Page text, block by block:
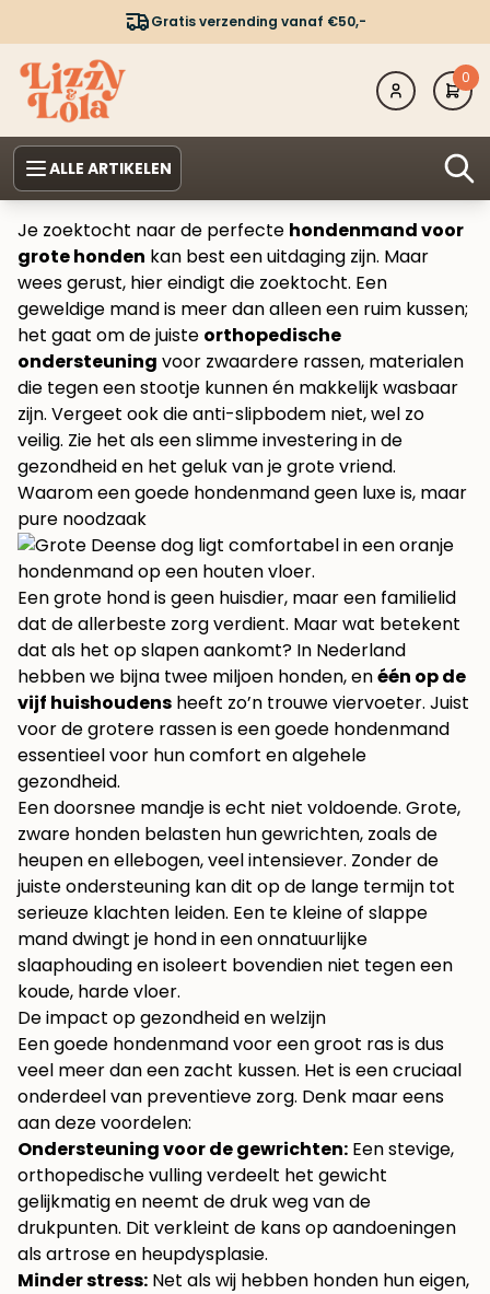
Gratis verzending vanaf €50,-
0
ALLE ARTIKELEN
Je zoektocht naar de perfecte hondenmand voor
grote honden kan best een uitdaging zijn. Maar
wees gerust, hier eindigt die zoektocht. Een
geweldige mand is meer dan alleen een ruim kussen;
het gaat om de juiste orthopedische
ondersteuning voor zwaardere rassen, materialen
die tegen een stootje kunnen én makkelijk wasbaar
zijn. Vergeet ook die anti-slipbodem niet, wel zo
veilig. Zie het als een slimme investering in de
gezondheid en het geluk van je grote vriend.
Waarom een goede hondenmand geen luxe is, maar
pure noodzaak
Een grote hond is geen huisdier, maar een familielid
dat de allerbeste zorg verdient. Maar wat betekent
dat als het op slapen aankomt? In Nederland
hebben we bijna twee miljoen honden, enéén op de
vijf huishoudens heeft zo’n trouwe viervoeter. Juist
voor de grotere rassen is een goede hondenmand
essentieel voor hun comfort en algehele
gezondheid.
Een doorsnee mandje is echt niet voldoende. Grote,
zware honden belasten hun gewrichten, zoals de
heupen en ellebogen, veel intensiever. Zonder de
juiste ondersteuning kan dit op de lange termijn tot
serieuze klachten leiden. Een te kleine of slappe
mand dwingt je hond in een onnatuurlijke
slaaphouding en isoleert bovendien niet tegen een
koude, harde vloer.
De impact op gezondheid en welzijn
Een goede hondenmand voor een groot ras is dus
veel meer dan een zacht kussen. Het is een cruciaal
onderdeel van preventieve zorg. Denk maar eens
aan deze voordelen:
Ondersteuning voor de gewrichten: Een stevige,
orthopedische vulling verdeelt het gewicht
gelijkmatig en neemt de druk weg van de
drukpunten. Dit verkleint de kans op aandoeningen
als artrose en heupdysplasie.
Minder stress: Net als wij hebben honden hun eigen,